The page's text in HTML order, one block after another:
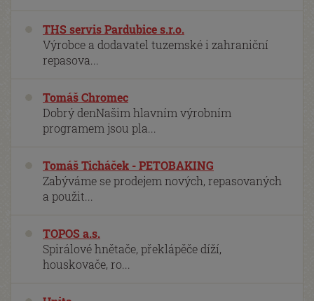
THS servis Pardubice s.r.o.
Výrobce a dodavatel tuzemské i zahraniční
repasova...
Tomáš Chromec
Dobrý denNašim hlavním výrobním
programem jsou pla...
Tomáš Ticháček - PETOBAKING
Zabýváme se prodejem nových, repasovaných
a použit...
TOPOS a.s.
Spirálové hnětače, překlápěče díží,
houskovače, ro...